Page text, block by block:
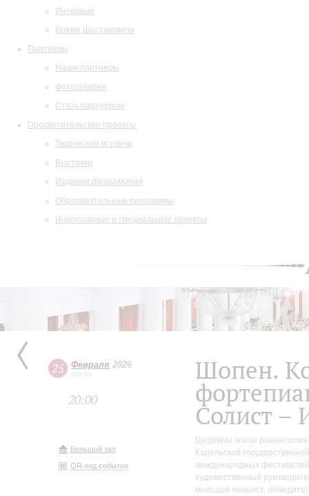
Интервью
Время Шостаковича
Партнеры
Наши партнеры
Фотогалерея
Стать партнером
Просветительские проекты
Творческие встречи
Выставки
Издания филармонии
Образовательные программы
Инклюзивные и специальные проекты
25 Февраля 2026
среда
20:00
Большой зал
QR-код события
Шопен.
Солист –
Шедевры эпохи романтизма
Карельской
международных
художественный
молодой пианист,